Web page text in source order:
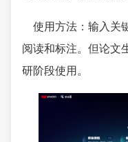
使用方法：输入关
阅读和标注。但论文
研阶段使用。